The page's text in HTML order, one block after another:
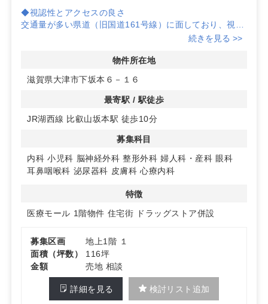
◆視認性とアクセスの良さ
交通量が多い県道（旧国道161号線）に面しており、視認
性が抜群です。JR湖西線比叡山坂本駅から徒歩10分と、
隣接するドラッグストアは月間13,000人の集客力を誇り
ます。患者様への認知度向上が期待できます。
◆多様な診療科目に適した物件
能な計画物件です。詳細はお問い合わせください。
続きを見る >>
物件所在地
滋賀県大津市下坂本６－１６
最寄駅 / 駅徒歩
JR湖西線 比叡山坂本駅 徒歩10分
募集科目
内科 小児科 脳神経外科 整形外科 婦人科・産科 眼科
耳鼻咽喉科 泌尿器科 皮膚科 心療内科
特徴
医療モール 1階物件 住宅街 ドラッグストア併設
募集区画
地上1階 １
面積（坪数）
116坪
金額
売地 相談
詳細を見る 検討リスト追加